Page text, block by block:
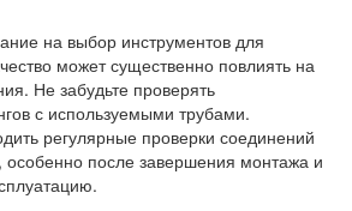
на выбор инструментов для
может существенно повлиять на
Не забудьте проверять
с используемыми трубами.
регулярные проверки соединений
особенно после завершения монтажа и